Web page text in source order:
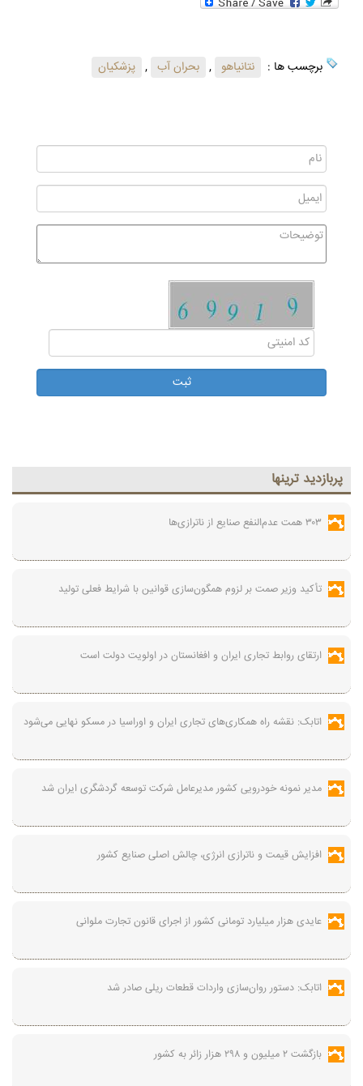
برچسب ها : نتانیاهو , بحران آب , پزشکیان
پربازديد ترينها
۳۰۳ همت عدم‌النفع صنایع از ناترازی‌ها
تأکید وزیر صمت بر لزوم همگون‌سازی قوانین با شرایط فعلی تولید
ارتقای روابط تجاری ایران و افغانستان در اولویت دولت است
اتابک: نقشه راه همکاری‌های تجاری ایران و اوراسیا در مسکو نهایی می‌شود
مدیر نمونه خودرویی کشور مدیرعامل شرکت توسعه گردشگری ایران شد
افزایش قیمت و ناترازی انرژی، چالش اصلی صنایع کشور
عایدی هزار میلیارد تومانی کشور از اجرای قانون تجارت ملوانی
اتابک: دستور روان‌سازی واردات قطعات ریلی صادر شد
بازگشت ۲ میلیون و ۲۹۸ هزار زائر به کشور